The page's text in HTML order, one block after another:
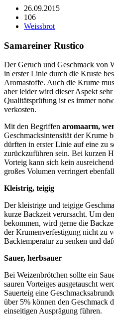
26.09.2015
106
Weissbrot
Samareiner Rustico
Der Geruch und Geschmack von
in erster Linie durch die Kruste
Aromastoffe. Auch die Krume
aber leider wird dieser Aspekt
Qualitätsprüfung ist es immer
verkosten.
Mit den Begriffen aromaarm,
Geschmacksintensität der Krume
dürften in erster Linie auf eine zu
zurückzuführen sein. Bei kurzen
Vorteig kann sich kein
großes Volumen verringert
Kleistrig, teigig
Der kleistrige und teigige
kurze Backzeit verursacht. Um
bekommen, wird gerne die
der Krumenverfestigung nicht zu
Backtemperatur zu senken und
Sauer, herbsauer
Bei Weizenbrötchen sollte ein
sauren Vorteiges ausgetauscht
Sauerteig eine
über 5% können den Geschmack
einseitigen Ausprägung führen.